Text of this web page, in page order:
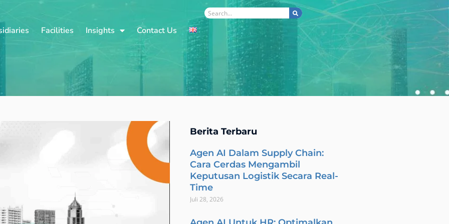
Facilities Insights Contact Us
Search
Berita Terbaru
Agen AI Dalam Supply Chain:
Cara Cerdas Mengambil
Keputusan Logistik Secara Real-
Time
Juli 28, 2026